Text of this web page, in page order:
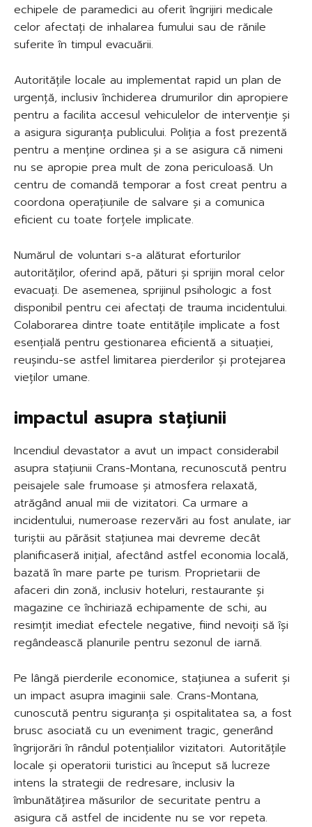
echipele de paramedici au oferit îngrijiri medicale
celor afectați de inhalarea fumului sau de rănile
suferite în timpul evacuării.
Autoritățile locale au implementat rapid un plan de
urgență, inclusiv închiderea drumurilor din apropiere
pentru a facilita accesul vehiculelor de intervenție și
a asigura siguranța publicului. Poliția a fost prezentă
pentru a menține ordinea și a se asigura că nimeni
nu se apropie prea mult de zona periculoasă. Un
centru de comandă temporar a fost creat pentru a
coordona operațiunile de salvare și a comunica
eficient cu toate forțele implicate.
Numărul de voluntari s-a alăturat eforturilor
autorităților, oferind apă, pături și sprijin moral celor
evacuați. De asemenea, sprijinul psihologic a fost
disponibil pentru cei afectați de trauma incidentului.
Colaborarea dintre toate entitățile implicate a fost
esențială pentru gestionarea eficientă a situației,
reușindu-se astfel limitarea pierderilor și protejarea
vieților umane.
impactul asupra stațiunii
Incendiul devastator a avut un impact considerabil
asupra stațiunii Crans-Montana, recunoscută pentru
peisajele sale frumoase și atmosfera relaxată,
atrăgând anual mii de vizitatori. Ca urmare a
incidentului, numeroase rezervări au fost anulate, iar
turiștii au părăsit stațiunea mai devreme decât
planificaseră inițial, afectând astfel economia locală,
bazată în mare parte pe turism. Proprietarii de
afaceri din zonă, inclusiv hoteluri, restaurante și
magazine ce închiriază echipamente de schi, au
resimțit imediat efectele negative, fiind nevoiți să își
regândească planurile pentru sezonul de iarnă.
Pe lângă pierderile economice, stațiunea a suferit și
un impact asupra imaginii sale. Crans-Montana,
cunoscută pentru siguranța și ospitalitatea sa, a fost
brusc asociată cu un eveniment tragic, generând
îngrijorări în rândul potențialilor vizitatori. Autoritățile
locale și operatorii turistici au început să lucreze
intens la strategii de redresare, inclusiv la
îmbunătățirea măsurilor de securitate pentru a
asigura că astfel de incidente nu se vor repeta.